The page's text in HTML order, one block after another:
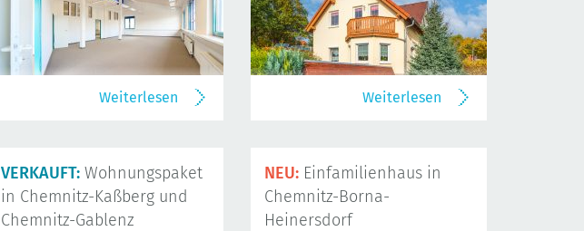
Weiterlesen Weiterlesen
VERKAUFT: Wohnungspaket
in Chemnitz-Kaßberg und
Chemnitz-Gablenz
NEU: Einfamilienhaus in
Chemnitz-Borna-
Heinersdorf